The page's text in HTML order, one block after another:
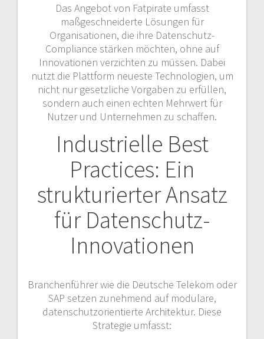
Das Angebot von Fatpirate umfasst
maßgeschneiderte Lösungen für
Organisationen, die ihre Datenschutz-
Compliance stärken möchten, ohne auf
Innovationen verzichten zu müssen. Dabei
nutzt die Plattform neueste Technologien, um
nicht nur gesetzliche Vorgaben zu erfüllen,
sondern auch einen echten Mehrwert für
Nutzer und Unternehmen zu schaffen.
Industrielle Best
Practices: Ein
strukturierter Ansatz
für Datenschutz-
Innovationen
Branchenführer wie die Deutsche Telekom oder
SAP setzen zunehmend auf modulare,
datenschutzorientierte Architektur. Diese
Strategie umfasst: